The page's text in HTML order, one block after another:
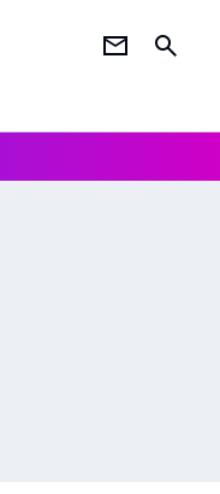
newsletter search